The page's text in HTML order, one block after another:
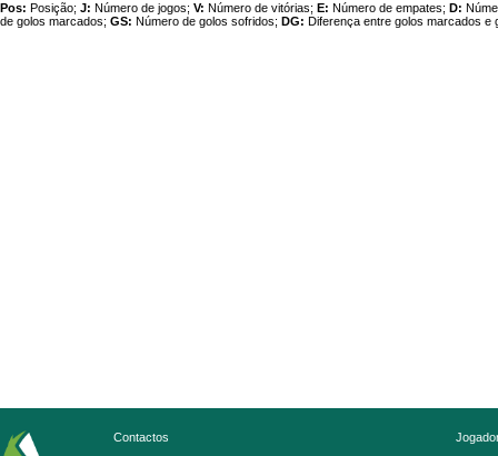
Pos: Posição; J: Número de jogos; V: Número de vitórias; E: Número de empates; D:
de golos marcados; GS: Número de golos sofridos; DG: Diferença entre golos marcados e
Contactos